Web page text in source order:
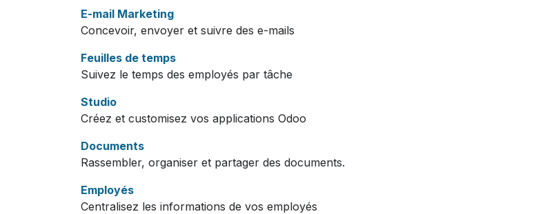
E-mail Marketing
Concevoir, envoyer et suivre des e-mails
Feuilles de temps
Suivez le temps des employés par tâche
Studio
Créez et customisez vos applications Odoo
Documents
Rassembler, organiser et partager des documents.
Employés
Centralisez les informations de vos employés